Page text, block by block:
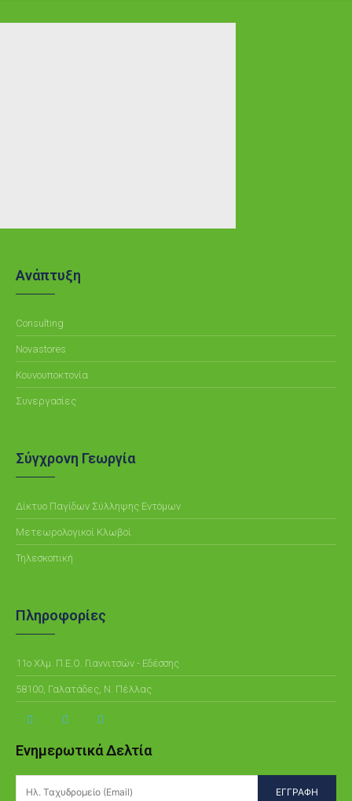
Ανάπτυξη
Consulting
Novastores
Κουνουποκτονία
Συνεργασίες
Σύγχρονη Γεωργία
Δίκτυο Παγίδων Σύλληψης Εντόμων
Μετεωρολογικοί Κλωβοί
Τηλεσκοπική
Πληροφορίες
11ο Χλμ. Π.Ε.Ο. Γιαννιτσών - Εδέσσης
58100, Γαλατάδες, Ν. Πέλλας
Ενημερωτικά Δελτία
ΕΓΓΡΑΦΗ